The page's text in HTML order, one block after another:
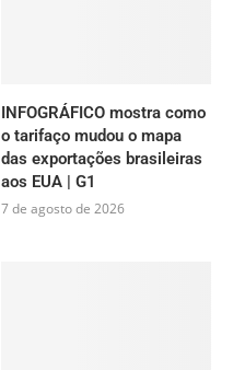
INFOGRÁFICO mostra como
o tarifaço mudou o mapa
das exportações brasileiras
aos EUA | G1
7 de agosto de 2026